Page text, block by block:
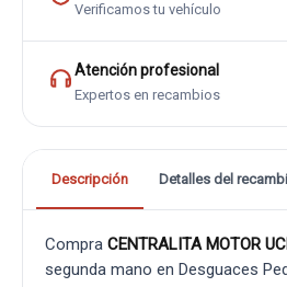
Verificamos tu vehículo
Atención profesional
Expertos en recambios
Descripción Detalles del
Compra CENTRALITA MOTOR
segunda mano en Desguaces